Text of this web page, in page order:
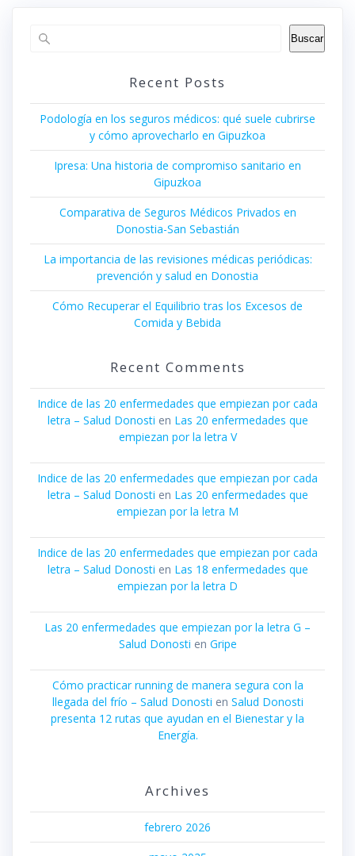
Buscar
Recent Posts
Podología en los seguros médicos: qué suele cubrirse
y cómo aprovecharlo en Gipuzkoa
Ipresa: Una historia de compromiso sanitario en
Gipuzkoa
Comparativa de Seguros Médicos Privados en
Donostia-San Sebastián
La importancia de las revisiones médicas periódicas:
prevención y salud en Donostia
Cómo Recuperar el Equilibrio tras los Excesos de
Comida y Bebida
Recent Comments
Indice de las 20 enfermedades que empiezan por cada
letra – Salud Donosti en Las 20 enfermedades que
empiezan por la letra V
Indice de las 20 enfermedades que empiezan por cada
letra – Salud Donosti en Las 20 enfermedades que
empiezan por la letra M
Indice de las 20 enfermedades que empiezan por cada
letra – Salud Donosti en Las 18 enfermedades que
empiezan por la letra D
Las 20 enfermedades que empiezan por la letra G –
Salud Donosti en Gripe
Cómo practicar running de manera segura con la
llegada del frío – Salud Donosti en Salud Donosti
presenta 12 rutas que ayudan en el Bienestar y la
Energía.
Archives
febrero 2026